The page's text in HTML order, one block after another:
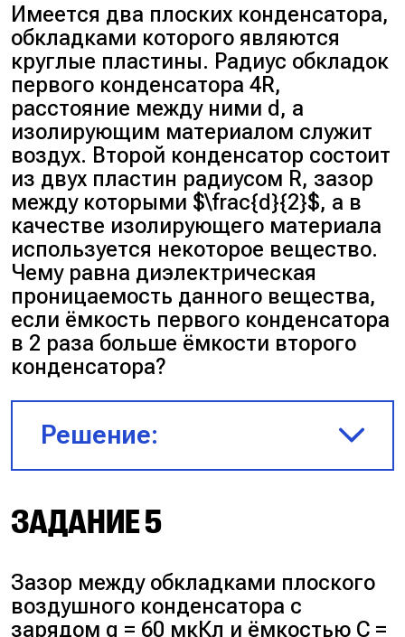
\frac{\frac{3C(2U)^2}{2}}
{\frac{2CU^2}{2}} = \frac{3 \cdot
4U^2}{2U^2} = 6$
Ответ:6.
Имеется два плоских конденсатора,
обкладками которого являются
круглые пластины. Радиус обкладок
первого конденсатора 4R,
расстояние между ними d, а
изолирующим материалом служит
воздух. Второй конденсатор состоит
из двух пластин радиусом R, зазор
между которыми $\frac{d}{2}$, а в
качестве изолирующего материала
используется некоторое вещество.
Чему равна диэлектрическая
проницаемость данного вещества,
если ёмкость первого конденсатора
в 2 раза больше ёмкости второго
конденсатора?
Решение:
$S_1 = \pi(4R)^2 = 16\pi R^2; d_1
= d; \varepsilon_1 = 1$
$S_2 = \pi R^2; d_2 = \frac{d}{2};
\varepsilon_2 − ?$
ЗАДАНИЕ 5
Зазор между обкладками плоского
воздушного конденсатора с
зарядом q = 60 мкКл и ёмкостью C =